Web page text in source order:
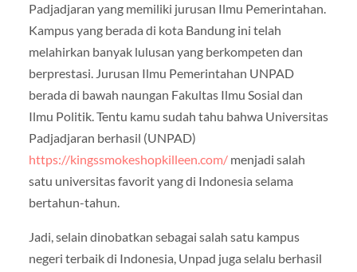
Padjadjaran yang memiliki jurusan Ilmu Pemerintahan.
Kampus yang berada di kota Bandung ini telah
melahirkan banyak lulusan yang berkompeten dan
berprestasi. Jurusan Ilmu Pemerintahan UNPAD
berada di bawah naungan Fakultas Ilmu Sosial dan
Ilmu Politik. Tentu kamu sudah tahu bahwa Universitas
Padjadjaran berhasil (UNPAD)
https://kingssmokeshopkilleen.com/menjadi salah
satu universitas favorit yang di Indonesia selama
bertahun-tahun.
Jadi, selain dinobatkan sebagai salah satu kampus
negeri terbaik di Indonesia, Unpad juga selalu berhasil